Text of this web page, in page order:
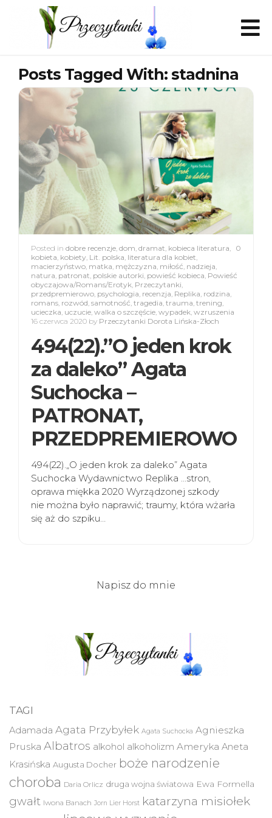
Posts Tagged With: stadnina
0
Posted in dobre recenzje, dom, dramat, kobieca literatura,
kobieta, kobiety, Lit. polska, literatura dla kobiet,
macierzyństwo, matka, mężczyzna, miłość, nadzieja,
natura, patronat, polskie autorki, powieść kobieca, Powieść
obyczajowa/Romans/Erotyk, Przeczytanki,
przedpremierowo, psychologia, recenzja, Replika, rodzina,
romans, rozwód, samotność, tragedia, trauma, trening,
ucieczka, uczucie, walka o szczęście, wypadek, wzruszenia
16 czerwca 2020 by Przeczytanki Dorota Lińska-Złoch
494(22).”O jeden krok
za daleko” Agata
Suchocka –
PATRONAT,
PRZEDPREMIEROWO
494(22).„O jeden krok za daleko” Agata
Suchocka Wydawnictwo Replika …stron,
oprawa miękka 2020 Wyrządzonej szkody
nie można było naprawić; traumy, która wżarła
się aż do szpiku…
Napisz do mnie
TAGI
Adamada Agata Przybyłek Agata Suchocka Agnieszka
Pruska Albatros alkohol alkoholizm Ameryka Aneta
Krasińska Augusta Docher boże narodzenie
choroba Daria Orlicz druga wojna światowa Ewa Formella
gwałt Iwona Banach Jorn Lier Horst katarzyna misiołek